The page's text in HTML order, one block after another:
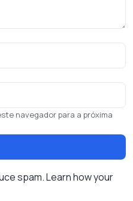
navegador para a próxima
spam.Learn how your